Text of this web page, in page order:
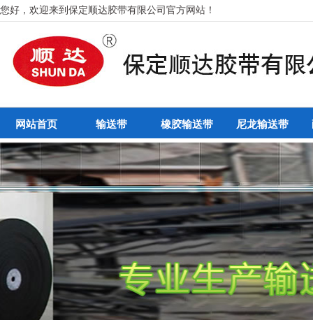
您好，欢迎来到保定顺达胶带有限公司官方网站！
网站首页 输送带 橡胶输送带 尼龙输送带